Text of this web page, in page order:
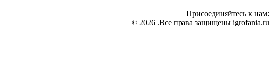
Присоединяйтесь к нам:
© 2026 .Все права защищены igrofania.ru